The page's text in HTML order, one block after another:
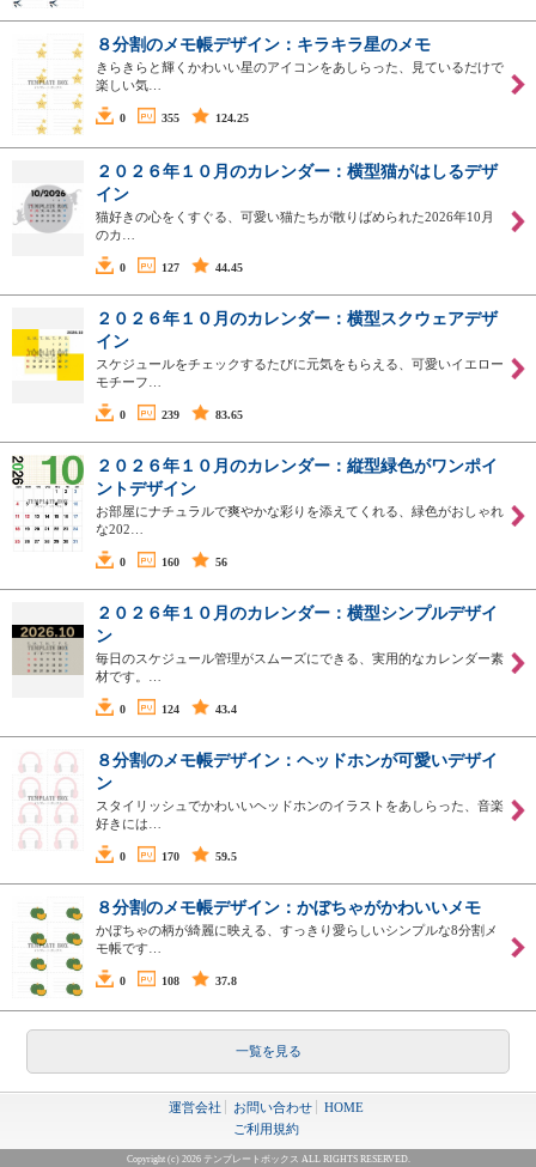
８分割のメモ帳デザイン：キラキラ星のメモ
きらきらと輝くかわいい星のアイコンをあしらった、見ているだけで
楽しい気…
0 355 124.25
２０２６年１０月のカレンダー：横型猫がはしるデザ
イン
猫好きの心をくすぐる、可愛い猫たちが散りばめられた2026年10月
のカ…
0 127 44.45
２０２６年１０月のカレンダー：横型スクウェアデザ
イン
スケジュールをチェックするたびに元気をもらえる、可愛いイエロー
モチーフ…
0 239 83.65
２０２６年１０月のカレンダー：縦型緑色がワンポイ
ントデザイン
お部屋にナチュラルで爽やかな彩りを添えてくれる、緑色がおしゃれ
な202…
0 160 56
２０２６年１０月のカレンダー：横型シンプルデザイ
ン
毎日のスケジュール管理がスムーズにできる、実用的なカレンダー素
材です。…
0 124 43.4
８分割のメモ帳デザイン：ヘッドホンが可愛いデザイ
ン
スタイリッシュでかわいいヘッドホンのイラストをあしらった、音楽
好きには…
0 170 59.5
８分割のメモ帳デザイン：かぼちゃがかわいいメモ
かぼちゃの柄が綺麗に映える、すっきり愛らしいシンプルな8分割メ
モ帳です…
0 108 37.8
一覧を見る
運営会社 お問い合わせ
HOME
ご利用規約
Copyright (c) 2026 テンプレートボックス ALL RIGHTS RESERVED.